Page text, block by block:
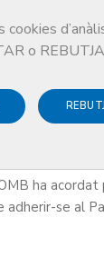
o
ha
se al